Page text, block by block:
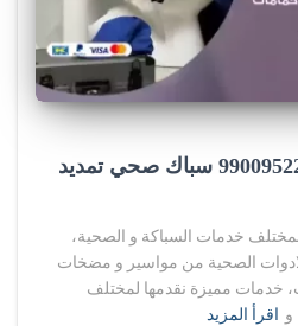
فني صحي السالمي 99009522 سباك صحي تمديد
خدمات السباكة و الصحية،
الصحية من مواسير و مضخات
خدمات مميزة نقدمها لمختلف
و اقرأ المزيد